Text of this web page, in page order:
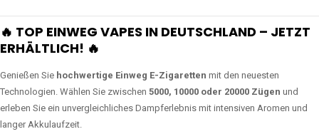
🔥 TOP EINWEG VAPES IN DEUTSCHLAND – JETZT
ERHÄLTLICH! 🔥
Genießen Sie hochwertige Einweg E-Zigaretten mit den neuesten
Technologien. Wählen Sie zwischen 5000, 10000 oder 20000 Zügen und
erleben Sie ein unvergleichliches Dampferlebnis mit intensiven Aromen und
langer Akkulaufzeit.